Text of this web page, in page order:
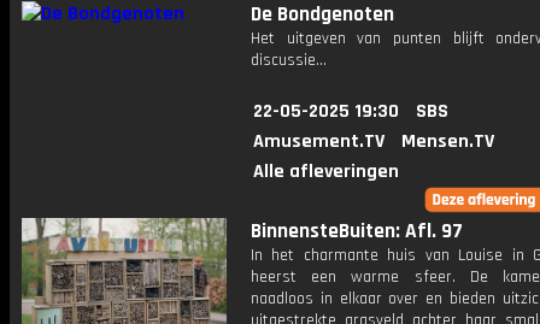
De Bondgenoten
Het uitgeven van punten blijft
discussie...
22-05-2025 19:30
SBS
Amusement.TV
Mensen.TV
Alle afleveringen
BinnensteBuiten: Afl. 97
In het charmante huis van Louise in
heerst een warme sfeer. De
naadloos in elkaar over en bieden